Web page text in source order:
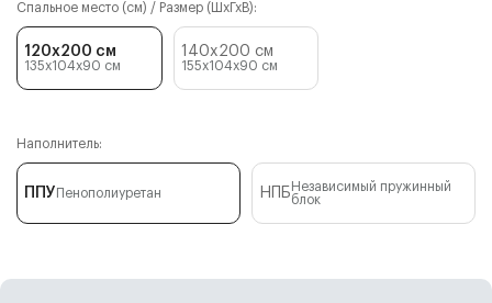
Спальное место (см) / Размер (ШхГхВ):
120x200 см
135x104x90 см
140x200 см
155x104x90 см
Наполнитель:
ППУ Пенополиуретан НПБ Независимый пружинный
блок